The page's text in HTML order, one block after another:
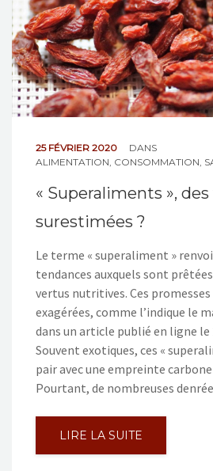
25 FÉVRIER 2020
DANS
ALIMENTATION CONSOMMATION
« Superaliments »,
surestimées ?
Le terme « superaliment »
tendances auxquels sont
vertus nutritives. Ces
exagérées, comme l’indique le
dans un article publié en ligne le
Souvent exotiques, ces «
pair avec une empreinte
Pourtant, de nombreuses
LIRE LA SUITE